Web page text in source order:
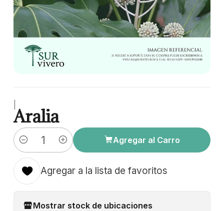
Aralia
Cantidad
Agregar al Carro
Agregar a la lista de favoritos
Mostrar stock de ubicaciones